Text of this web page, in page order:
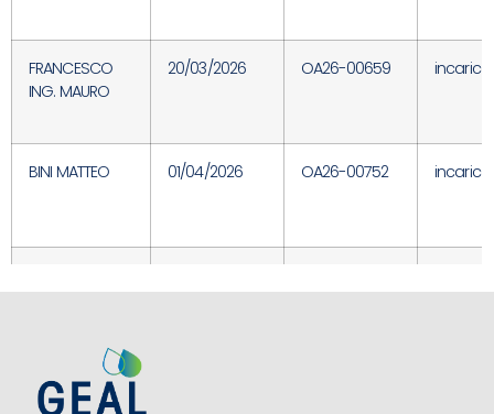
FRANCESCO
ING. MAURO
20/03/2026 OA26-00659 incarico
BINI MATTEO 01/04/2026 OA26-00752 incarico
STEFANO
LETIZIA
ORTENSIO